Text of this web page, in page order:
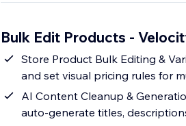
Bulk Edit Products -
Store Product Bulk Editing &
and set visual pricing rules for
AI Content Cleanup &
auto-generate titles,